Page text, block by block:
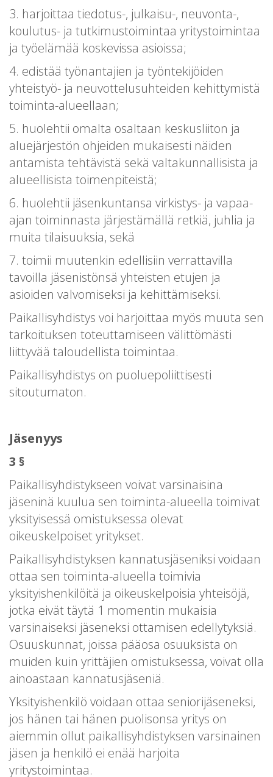
3. harjoittaa tiedotus-, julkaisu-, neuvonta-,
koulutus- ja tutkimustoimintaa yritystoimintaa
ja työelämää koskevissa asioissa;
4. edistää työnantajien ja työntekijöiden
yhteistyö- ja neuvottelusuhteiden kehittymistä
toiminta-alueellaan;
5. huolehtii omalta osaltaan keskusliiton ja
aluejärjestön ohjeiden mukaisesti näiden
antamista tehtävistä sekä valtakunnallisista ja
alueellisista toimenpiteistä;
6. huolehtii jäsenkuntansa virkistys- ja vapaa-
ajan toiminnasta järjestämällä retkiä, juhlia ja
muita tilaisuuksia, sekä
7. toimii muutenkin edellisiin verrattavilla
tavoilla jäsenistönsä yhteisten etujen ja
asioiden valvomiseksi ja kehittämiseksi.
Paikallisyhdistys voi harjoittaa myös muuta sen
tarkoituksen toteuttamiseen välittömästi
liittyvää taloudellista toimintaa.
Paikallisyhdistys on puoluepoliittisesti
sitoutumaton.
Jäsenyys
3 §
Paikallisyhdistykseen voivat varsinaisina
jäseninä kuulua sen toiminta-alueella toimivat
yksityisessä omistuksessa olevat
oikeuskelpoiset yritykset.
Paikallisyhdistyksen kannatusjäseniksi voidaan
ottaa sen toiminta-alueella toimivia
yksityishenkilöitä ja oikeuskelpoisia yhteisöjä,
jotka eivät täytä 1 momentin mukaisia
varsinaiseksi jäseneksi ottamisen edellytyksiä.
Osuuskunnat, joissa pääosa osuuksista on
muiden kuin yrittäjien omistuksessa, voivat olla
ainoastaan kannatusjäseniä.
Yksityishenkilö voidaan ottaa seniorijäseneksi,
jos hänen tai hänen puolisonsa yritys on
aiemmin ollut paikallisyhdistyksen varsinainen
jäsen ja henkilö ei enää harjoita
yritystoimintaa.